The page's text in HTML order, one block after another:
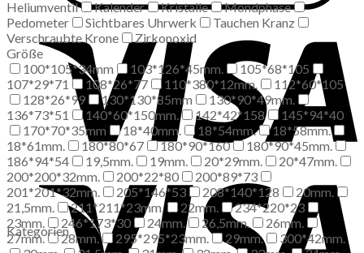
Heliumventil
Kalender Kristalle
Mondphase
Pedometer
Sichtbares Uhrwerk
Tauchen Kranz
Verschraubte Krone
Zirkonoxid
Größe
100*105*34mm
103*126*45mm.
105*68*105
107*29*71
108*26*77 110*380*12mm.
112*60*105
128*26*99
130*130*85mm
130*90*49mm.
136*73*51
140*60*150mm. 142*42*158
145*94*40
170*70*35mm
18*40mm. 18*54mm.
18*58mm.
18*61mm.
180*80*67 180*90*160
180*90*45mm.
186*94*54
19,5mm. 19mm. 20*29mm.
20*47mm.
200*200*32mm.
200*22*80
200*89*73
201*201*32mm.
205*146*53 208*140*128
20mm.
21,5mm.
211*211*23mm. 22mm.
234*220*23
23mm.
246*173*30 24mm. 26,5mm.
26mm.
27mm.
28mm. 295*295*23mm. 29mm.
300*42mm.
Kategorien